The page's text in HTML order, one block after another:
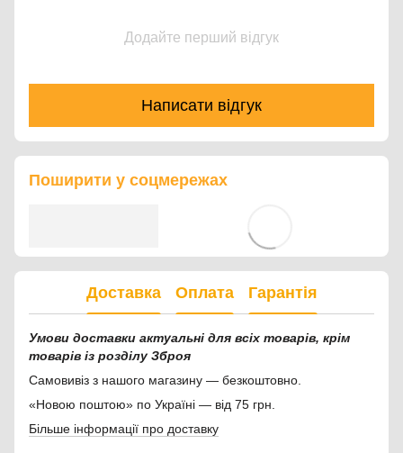
Додайте перший відгук
Написати відгук
Поширити у соцмережах
Доставка Оплата Гарантія
Умови доставки актуальні для всіх товарів, крім
товарів із розділу Зброя
Самовивіз з нашого магазину — безкоштовно.
«Новою поштою» по Україні — від 75 грн.
Більше інформації про доставку